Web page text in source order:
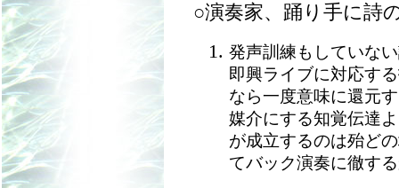
○演奏家、踊り手に詩
発声訓練もしていな
即興ライブに対応す
なら一度意味に還元
媒介にする知覚伝達
が成立するのは殆ど
てバック演奏に徹す